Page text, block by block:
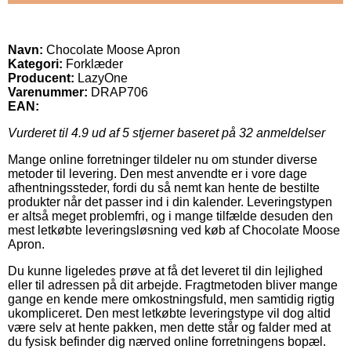
Navn: Chocolate Moose Apron
Kategori: Forklæder
Producent: LazyOne
Varenummer: DRAP706
EAN:
Vurderet til 4.9 ud af 5 stjerner baseret på 32 anmeldelser
Mange online forretninger tildeler nu om stunder diverse
metoder til levering. Den mest anvendte er i vore dage
afhentningssteder, fordi du så nemt kan hente de bestilte
produkter når det passer ind i din kalender. Leveringstypen
er altså meget problemfri, og i mange tilfælde desuden den
mest letkøbte leveringsløsning ved køb af Chocolate Moose
Apron.
Du kunne ligeledes prøve at få det leveret til din lejlighed
eller til adressen på dit arbejde. Fragtmetoden bliver mange
gange en kende mere omkostningsfuld, men samtidig rigtig
ukompliceret. Den mest letkøbte leveringstype vil dog altid
være selv at hente pakken, men dette står og falder med at
du fysisk befinder dig nærved online forretningens bopæl.